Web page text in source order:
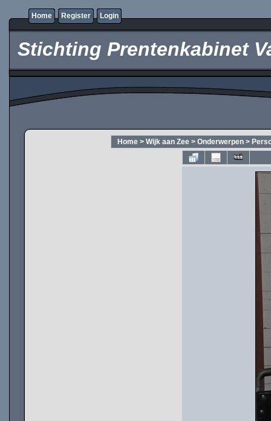
Home Register Login
Stichting Prentenkabinet
Home > Wijk aan Zee > Onderwerpen >